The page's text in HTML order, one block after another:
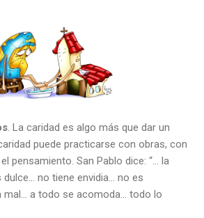
. La caridad es algo más que dar un
puede practicarse con obras, con
pensamiento. San Pablo dice: “… la
no tiene envidia… no es
mal… a todo se acomoda… todo lo